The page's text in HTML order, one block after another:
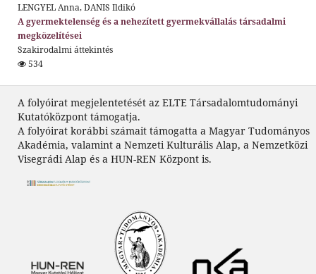
LENGYEL Anna, DANIS Ildikó
A gyermektelenség és a nehezített gyermekvállalás társadalmi
megközelítései
Szakirodalmi áttekintés
534
A folyóirat megjelentetését az ELTE Társadalomtudományi
Kutatóközpont támogatja.
A folyóirat korábbi számait támogatta a Magyar Tudományos
Akadémia, valamint a Nemzeti Kulturális Alap, a Nemzetközi
Visegrádi Alap és a HUN-REN Központ is.